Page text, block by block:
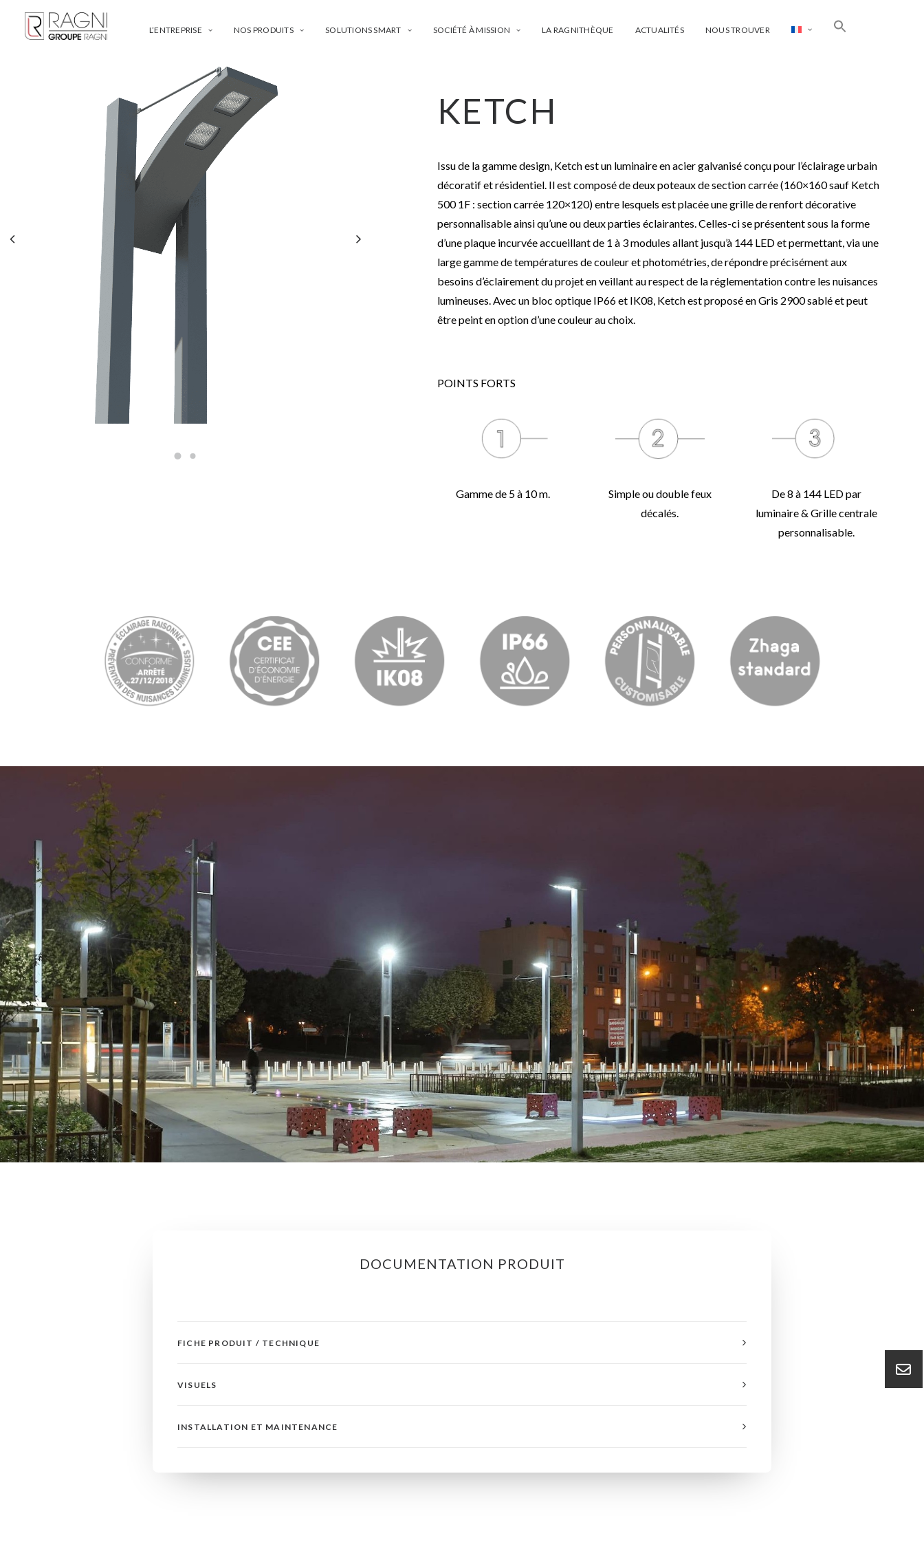
L’ENTREPRISE NOS PRODUITS SOLUTIONS SMART SOCIÉTÉ À MISSION LA RAGNITHÈQUE ACTUALITÉS NOUS TROUVER
KETCH
Issu de la gamme design, Ketch est un luminaire en acier galvanisé conçu pour l’éclairage urbain
décoratif et résidentiel. Il est composé de deux poteaux de section carrée (160×160 sauf Ketch
500 1F : section carrée 120×120) entre lesquels est placée une grille de renfort décorative
personnalisable ainsi qu’une ou deux parties éclairantes. Celles-ci se présentent sous la forme
d’une plaque incurvée accueillant de 1 à 3 modules allant jusqu’à 144 LED et permettant, via une
large gamme de températures de couleur et photométries, de répondre précisément aux
besoins d’éclairement du projet en veillant au respect de la réglementation contre les nuisances
lumineuses. Avec un bloc optique IP66 et IK08, Ketch est proposé en Gris 2900 sablé et peut
être peint en option d’une couleur au choix.
POINTS FORTS
Gamme de 5 à 10 m.
Simple ou double feux
décalés.
De 8 à 144 LED par
luminaire & Grille centrale
personnalisable.
DOCUMENTATION PRODUIT
FICHE PRODUIT / TECHNIQUE
VISUELS
INSTALLATION ET MAINTENANCE